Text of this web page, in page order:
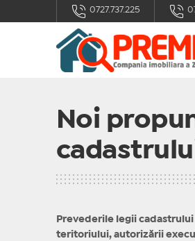
0727.737.225
Noi
Prevederile legii
teritoriului, autorizării